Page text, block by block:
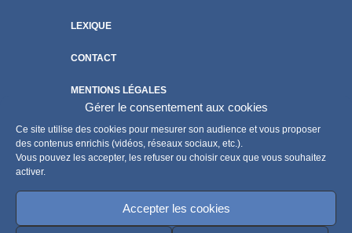
Gérer le consentement aux cookies
Ce site utilise des cookies pour mesurer son audience et vous proposer
des contenus enrichis (vidéos, réseaux sociaux, etc.).
Vous pouvez les accepter, les refuser ou choisir ceux que vous souhaitez
activer.
Accepter les cookies
LEXIQUE
CONTACT
MENTIONS LÉGALES